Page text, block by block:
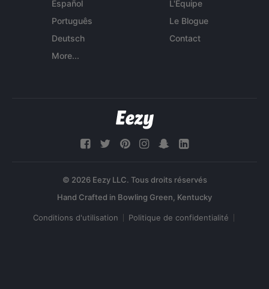
Español
Português
Deutsch
More...
L'Équipe
Le Blogue
Contact
© 2026 Eezy LLC. Tous droits réservés
Conditions d'utilisation Politique de confidentialité